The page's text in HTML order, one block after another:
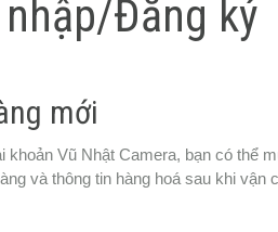
Đăng ký
mới
khoản Vũ Nhật Camera, bạn có thể
và thông tin hàng hoá sau khi vận